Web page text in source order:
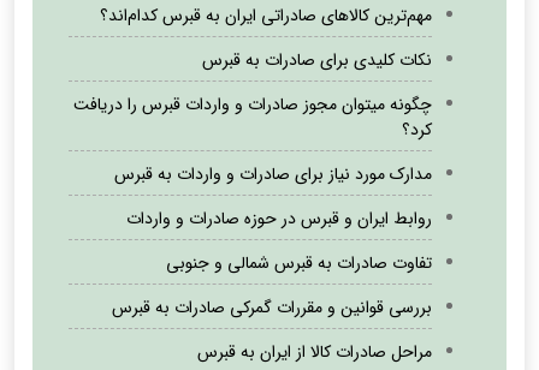
مهم‌ترین کالاهای صادراتی ایران به قبرس کدام‌اند؟
نکات کلیدی برای صادرات به قبرس
چگونه میتوان مجوز صادرات و واردات قبرس را دریافت
کرد؟
مدارک مورد نیاز برای صادرات و واردات به قبرس
روابط ایران و قبرس در حوزه صادرات و واردات
تفاوت صادرات به قبرس شمالی و جنوبی
بررسی قوانین و مقررات گمرکی صادرات به قبرس
مراحل صادرات کالا از ایران به قبرس